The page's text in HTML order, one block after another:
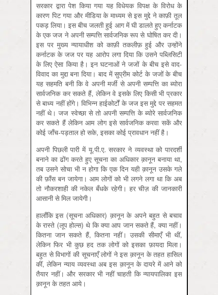
सरकार द्वारा पेश किया गया यह विधेयक विपक्ष के विरोध के
कारण पिट गया और मीडिया के माध्यम से इस मुद्दे ने काफ़ी तूल
पकड़ लिया। इस बीच जलती हुई आग में घी डालते हुए कर्नाटक
के एक जज ने अपनी सम्पत्ति सार्वजनिक रूप से घोषित कर दी।
इस पर मुख्य न्यायाधीश को काफ़ी तकलीफ़ हुई और उन्होंने
कर्नाटक के जज पर यह आरोप लगा दिया कि उसने पब्लिसिटी
के लिए ऐसा किया है। इन घटनाओं ने जजों के बीच इसे वाद-
विवाद का मुद्दा बना दिया। बाद में सुप्रीम कोर्ट के जजों के बीच
यह सहमति बनी कि वे अपनी मर्जी से अपनी सम्पत्ति का ब्योरा
सार्वजनिक कर सकते हैं, लेकिन वे इसके लिए किसी भी प्रकार
से बाध्य नहीं होंगे। विभिन्न हाईकोर्टों के जज इस मुद्दे पर सहमत
नहीं थे। जज स्वेच्छा से तो अपनी सम्पत्ति के ब्योरे सार्वजनिक
कर सकते हैं लेकिन आम लोग इसे सार्वजनिक करवा सकें और
कोई जाँच-पड़ताल हो सके, इसका कोई प्रावधान नहीं है।
अपनी पिछली पारी में यू.पी.ए. सरकार ने व्यवस्था को पारदर्शी
बनाने का ढोंग करते हुए सूचना का अधिकार क़ानून बनाया था,
तब उसने सोचा भी न होगा कि एक दिन यही क़ानून उसके गले
की फ़ाँस बन जायेगा। आम लोगों को भी लगने लगा था कि अब
तो नौकरशाही की नकेल बँधके रहेगी। हर चीज़ की जानकारी
आसानी से मिल जायेगी।
हालाँकि इस (सूचना अधिकार) क़ानून के अपने बहुत से बचाव
के रास्ते (लूप होल्स) थे कि क्या आप जान सकते हैं, क्या नहीं।
कितना जान सकते हैं, कितना नहीं। उसकी सीमाएँ भी थीं,
लेकिन फिर भी कुछ हद तक लोगों को इसका फ़ायदा मिला।
बहुत से विभागों की सूचनाएँ लोगों ने इस क़ानून के तहत हासिल
कीं, लेकिन न्याय व्यवस्था अब इस क़ानून के दायरे में आने को
तैयार नहीं। और सरकार भी नहीं चाहती कि न्यायपालिका इस
क़ानून के तहत आये।